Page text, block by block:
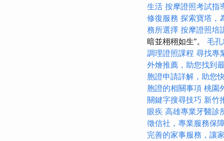
生活 按摩證照考試指
修復服務 探索寶塔，
務所選擇 按摩證照培
暗並栩栩如生”。 毛
調理證照課程 尋找專
外燴推薦，助您找到
胞證申請詳解，助您
胞證的相關事項 桃園
關鍵字搜尋技巧 新竹
眼疾 高雄專業牙醫診
徵信社，專業服務保
完善的家事服務，讓